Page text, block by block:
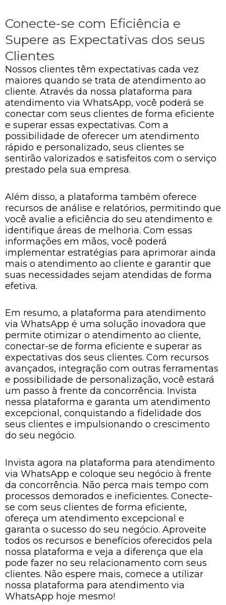
Conecte-se com Eficiência e
Supere as Expectativas dos seus
Clientes
Nossos clientes têm expectativas cada vez
maiores quando se trata de atendimento ao
cliente. Através da nossa plataforma para
atendimento via WhatsApp, você poderá se
conectar com seus clientes de forma eficiente
e superar essas expectativas. Com a
possibilidade de oferecer um atendimento
rápido e personalizado, seus clientes se
sentirão valorizados e satisfeitos com o serviço
prestado pela sua empresa.
Além disso, a plataforma também oferece
recursos de análise e relatórios, permitindo que
você avalie a eficiência do seu atendimento e
identifique áreas de melhoria. Com essas
informações em mãos, você poderá
implementar estratégias para aprimorar ainda
mais o atendimento ao cliente e garantir que
suas necessidades sejam atendidas de forma
efetiva.
Em resumo, a plataforma para atendimento
via WhatsApp é uma solução inovadora que
permite otimizar o atendimento ao cliente,
conectar-se de forma eficiente e superar as
expectativas dos seus clientes. Com recursos
avançados, integração com outras ferramentas
e possibilidade de personalização, você estará
um passo à frente da concorrência. Invista
nessa plataforma e garanta um atendimento
excepcional, conquistando a fidelidade dos
seus clientes e impulsionando o crescimento
do seu negócio.
Invista agora na plataforma para atendimento
via WhatsApp e coloque seu negócio à frente
da concorrência. Não perca mais tempo com
processos demorados e ineficientes. Conecte-
se com seus clientes de forma eficiente,
ofereça um atendimento excepcional e
garanta o sucesso do seu negócio. Aproveite
todos os recursos e benefícios oferecidos pela
nossa plataforma e veja a diferença que ela
pode fazer no seu relacionamento com seus
clientes. Não espere mais, comece a utilizar
nossa plataforma para atendimento via
WhatsApp hoje mesmo!